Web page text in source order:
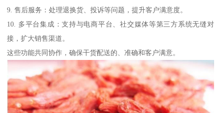
9. 售后服务：处理退换货、投诉等问题，提升客户满意度。
10. 多平台集成：支持与电商平台、社交媒体等第三方系统无缝对
接，扩大销售渠道。
这些功能共同协作，确保干货配送的、准确和客户满意。